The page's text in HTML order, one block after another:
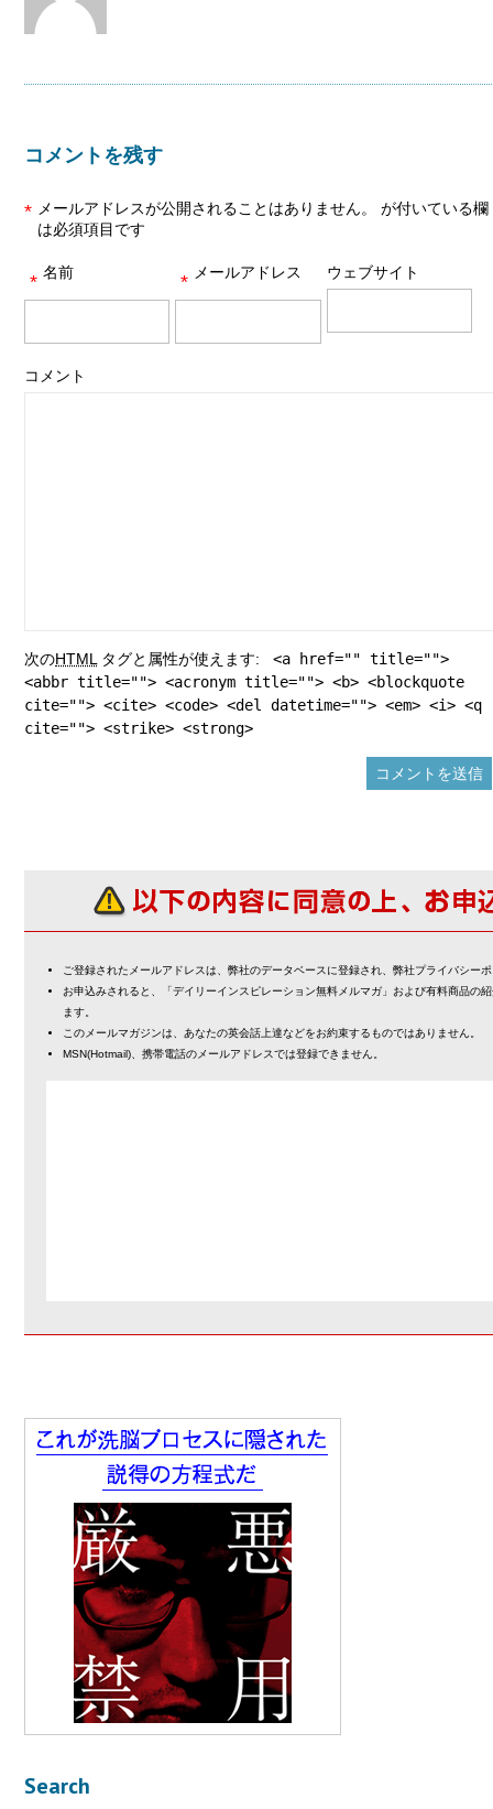
コメントを残す
メールアドレスが公開されることはありません。
*
が付いている欄
は必須項目です
名前
* メールアドレス
* ウェブサイト
コメント
次のHTML タグと属性が使えます:
<a href="" title="">
<abbr title=""> <acronym title=""> <b> <blockquote
cite=""> <cite> <code> <del datetime=""> <em> <i> <q
cite=""> <strike> <strong>
ご登録されたメールアドレスは、弊社のデータベースに登録され、弊社プライバシー
お申込みされると、「デイリーインスピレーション無料メルマガ」および有料商品の
ます。
このメールマガジンは、あなたの英会話上達などをお約束するものではありません。
MSN(Hotmail)、携帯電話のメールアドレスでは登録できません。
Search